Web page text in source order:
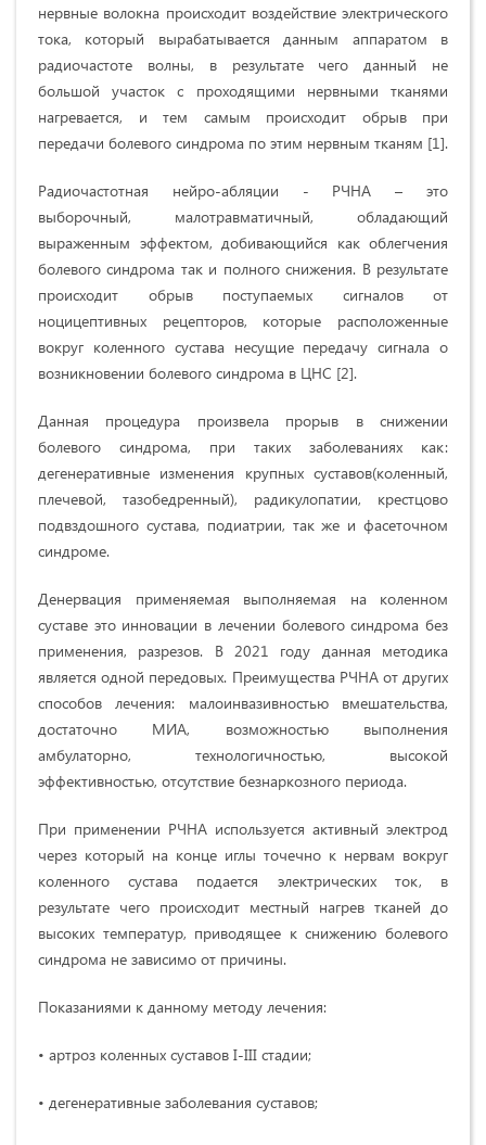
нервные волокна происходит воздействие электрического
тока, который вырабатывается данным аппаратом в
радиочастоте волны, в результате чего данный не
большой участок с проходящими нервными тканями
нагревается, и тем самым происходит обрыв при
передачи болевого синдрома по этим нервным тканям [1].
Радиочастотная нейро-абляции - РЧНА – это
выборочный, малотравматичный, обладающий
выраженным эффектом, добивающийся как облегчения
болевого синдрома так и полного снижения. В результате
происходит обрыв поступаемых сигналов от
ноцицептивных рецепторов, которые расположенные
вокруг коленного сустава несущие передачу сигнала о
возникновении болевого синдрома в ЦНС [2].
Данная процедура произвела прорыв в снижении
болевого синдрома, при таких заболеваниях как:
дегенеративные изменения крупных суставов(коленный,
плечевой, тазобедренный), радикулопатии, крестцово
подвздошного сустава, подиатрии, так же и фасеточном
синдроме.
Денервация применяемая выполняемая на коленном
суставе это инновации в лечении болевого синдрома без
применения, разрезов. В 2021 году данная методика
является одной передовых. Преимущества РЧНА от других
способов лечения: малоинвазивностью вмешательства,
достаточно МИА, возможностью выполнения
амбулаторно, технологичностью, высокой
эффективностью, отсутствие безнаркозного периода.
При применении РЧНА используется активный электрод
через который на конце иглы точечно к нервам вокруг
коленного сустава подается электрических ток, в
результате чего происходит местный нагрев тканей до
высоких температур, приводящее к снижению болевого
синдрома не зависимо от причины.
Показаниями к данному методу лечения:
• артроз коленных суставов I-III стадии;
• дегенеративные заболевания суставов;